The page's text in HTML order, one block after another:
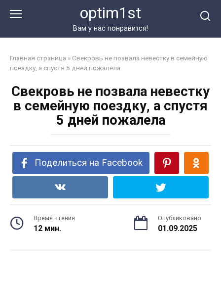
optim1st
Вам у нас понравится!
Главная страница » Свекровь не позвала невестку в семейную
поездку, а спустя 5 дней пожалела
Свекровь не позвала невестку
в семейную поездку, а спустя
5 дней пожалела
Поделиться на Facebook
Время чтения
12 мин.
Опубликовано
01.09.2025